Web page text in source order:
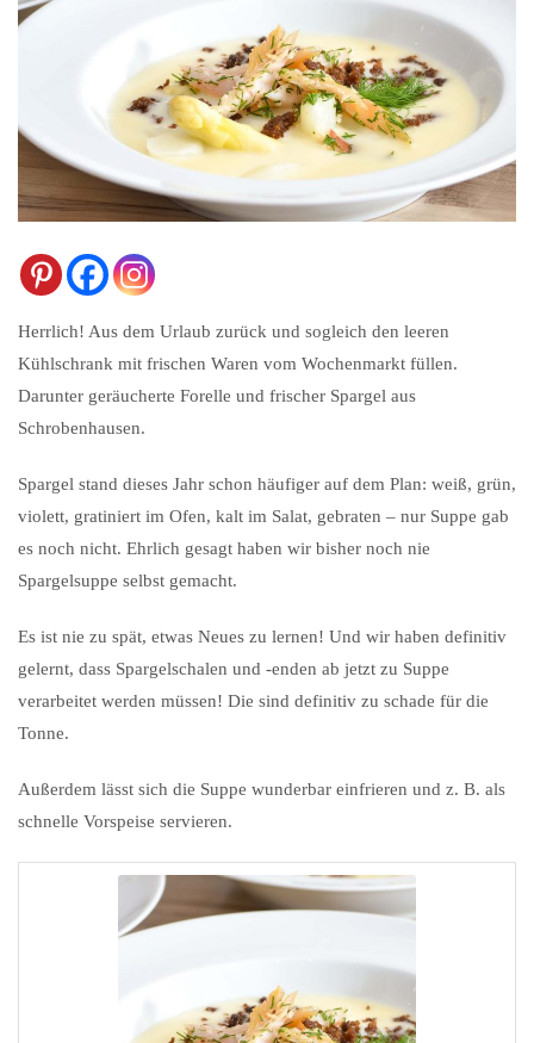
Herrlich! Aus dem Urlaub zurück und sogleich den leeren
Kühlschrank mit frischen Waren vom Wochenmarkt füllen.
Darunter geräucherte Forelle und frischer Spargel aus
Schrobenhausen.
Spargel stand dieses Jahr schon häufiger auf dem Plan: weiß, grün,
violett, gratiniert im Ofen, kalt im Salat, gebraten – nur Suppe gab
es noch nicht. Ehrlich gesagt haben wir bisher noch nie
Spargelsuppe selbst gemacht.
Es ist nie zu spät, etwas Neues zu lernen! Und wir haben definitiv
gelernt, dass Spargelschalen und -enden ab jetzt zu Suppe
verarbeitet werden müssen! Die sind definitiv zu schade für die
Tonne.
Außerdem lässt sich die Suppe wunderbar einfrieren und z. B. als
schnelle Vorspeise servieren.